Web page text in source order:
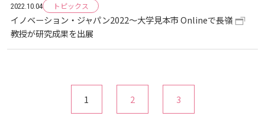
2022.10.04 トピックス
イノベーション・ジャパン2022～大学見本市 Onlineで長嶺
教授が研究成果を出展
1 2 3